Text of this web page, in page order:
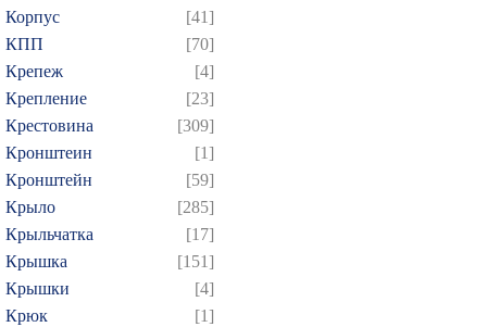
Корпус
[41]
КПП
[70]
Крепеж
[4]
Крепление
[23]
Крестовина
[309]
Кронштеин
[1]
Кронштейн
[59]
Крыло
[285]
Крыльчатка
[17]
Крышка
[151]
Крышки
[4]
Крюк
[1]